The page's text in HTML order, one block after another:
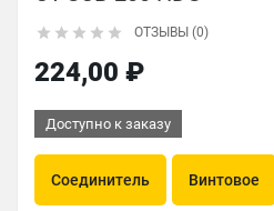
     ОТЗЫВЫ (0)
224,00 ₽
Доступно к заказу
Соединитель Винтовое